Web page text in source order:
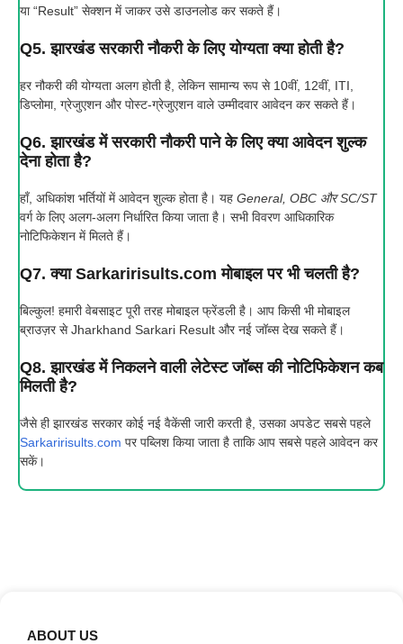
या “Result” सेक्शन में जाकर उसे डाउनलोड कर सकते हैं।
Q5. झारखंड सरकारी नौकरी के लिए योग्यता क्या होती है?
हर नौकरी की योग्यता अलग होती है, लेकिन सामान्य रूप से 10वीं, 12वीं, ITI,
डिप्लोमा, ग्रेजुएशन और पोस्ट-ग्रेजुएशन वाले उम्मीदवार आवेदन कर सकते हैं।
Q6. झारखंड में सरकारी नौकरी पाने के लिए क्या आवेदन शुल्क
देना होता है?
हाँ, अधिकांश भर्तियों में आवेदन शुल्क होता है। यह General, OBC और SC/ST
वर्ग के लिए अलग-अलग निर्धारित किया जाता है। सभी विवरण आधिकारिक
नोटिफिकेशन में मिलते हैं।
Q7. क्या Sarkaririsults.com मोबाइल पर भी चलती है?
बिल्कुल! हमारी वेबसाइट पूरी तरह मोबाइल फ्रेंडली है। आप किसी भी मोबाइल
ब्राउज़र से Jharkhand Sarkari Result और नई जॉब्स देख सकते हैं।
Q8. झारखंड में निकलने वाली लेटेस्ट जॉब्स की नोटिफिकेशन कब
मिलती है?
जैसे ही झारखंड सरकार कोई नई वैकेंसी जारी करती है, उसका अपडेट सबसे पहले
Sarkaririsults.com पर पब्लिश किया जाता है ताकि आप सबसे पहले आवेदन कर
सकें।
ABOUT US